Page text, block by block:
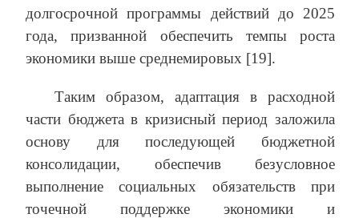
долгосрочной программы действий до 2025
года, призванной обеспечить темпы роста
экономики выше среднемировых [19].
Таким образом, адаптация в расходной
части бюджета в кризисный период заложила
основу для последующей бюджетной
консолидации, обеспечив безусловное
выполнение социальных обязательств при
точечной поддержке экономики и